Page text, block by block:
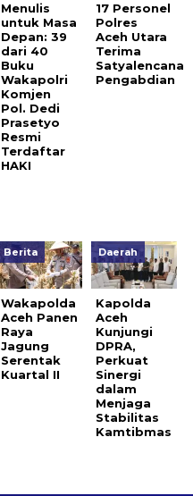
Menulis
untuk Masa
Depan: 39
dari 40
Buku
Wakapolri
Komjen
Pol. Dedi
Prasetyo
Resmi
Terdaftar
HAKI
17 Personel
Polres
Aceh Utara
Terima
Satyalencana
Pengabdian
Berita
Wakapolda
Aceh Panen
Raya
Jagung
Serentak
Kuartal II
Daerah
Kapolda
Aceh
Kunjungi
DPRA,
Perkuat
Sinergi
dalam
Menjaga
Stabilitas
Kamtibmas